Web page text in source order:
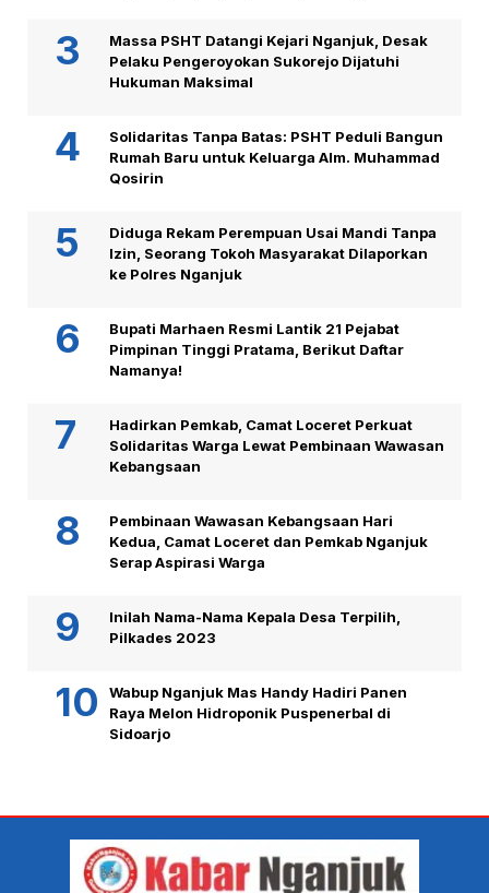
Massa PSHT Datangi Kejari Nganjuk, Desak
Pelaku Pengeroyokan Sukorejo Dijatuhi
Hukuman Maksimal
Solidaritas Tanpa Batas: PSHT Peduli Bangun
Rumah Baru untuk Keluarga Alm. Muhammad
Qosirin
Diduga Rekam Perempuan Usai Mandi Tanpa
Izin, Seorang Tokoh Masyarakat Dilaporkan
ke Polres Nganjuk
Bupati Marhaen Resmi Lantik 21 Pejabat
Pimpinan Tinggi Pratama, Berikut Daftar
Namanya!
Hadirkan Pemkab, Camat Loceret Perkuat
Solidaritas Warga Lewat Pembinaan Wawasan
Kebangsaan
Pembinaan Wawasan Kebangsaan Hari
Kedua, Camat Loceret dan Pemkab Nganjuk
Serap Aspirasi Warga
Inilah Nama-Nama Kepala Desa Terpilih,
Pilkades 2023
Wabup Nganjuk Mas Handy Hadiri Panen
Raya Melon Hidroponik Puspenerbal di
Sidoarjo